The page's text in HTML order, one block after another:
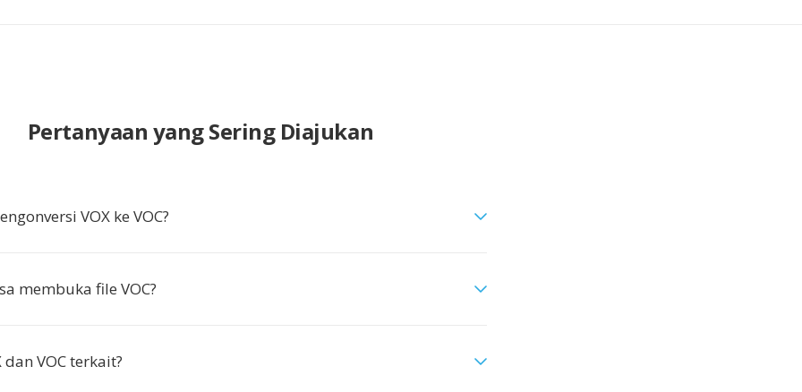
Pertanyaan yang Sering Diajukan
VOX ke VOC?
membuka file VOC?
dan VOC terkait?